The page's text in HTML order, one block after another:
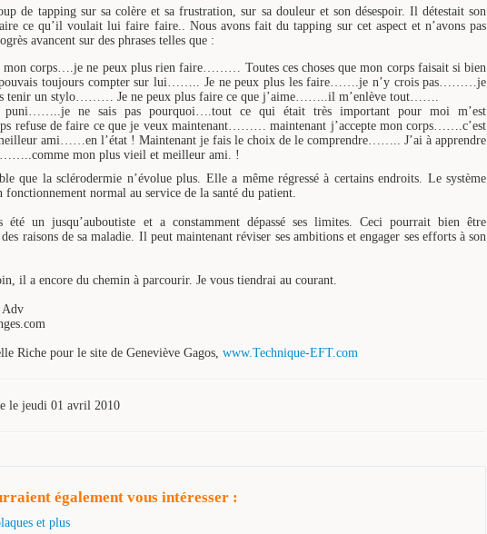
de tapping sur sa colère et sa frustration, sur sa douleur et son désespoir. Il détestait son
ce qu’il voulait lui faire faire.. Nous avons fait du tapping sur cet aspect et n’avons pas
avancent sur des phrases telles que :
mon corps….je ne peux plus rien faire……… Toutes ces choses que mon corps faisait si bien
toujours compter sur lui…….. Je ne peux plus les faire…….je n’y crois pas………je
tenir un stylo……… Je ne peux plus faire ce que j’aime……..il m’enlève tout…….
ne sais pas pourquoi….tout ce qui était très important pour moi m’est
refuse de faire ce que je veux maintenant……… maintenant j’accepte mon corps…….c’est
ami……en l’état ! Maintenant je fais le choix de le comprendre…….. J’ai à apprendre
mon plus vieil et meilleur ami. !
que la sclérodermie n’évolue plus. Elle a même régressé à certains endroits. Le système
normal au service de la santé du patient.
un jusqu’auboutiste et a constamment dépassé ses limites. Ceci pourrait bien être
raisons de sa maladie. Il peut maintenant réviser ses ambitions et engager ses efforts à son
il a encore du chemin à parcourir. Je vous tiendrai au courant.
Adv
Riche pour le site de Geneviève Gagos, www.Technique-EFT.com
le jeudi 01 avril 2010
également vous intéresser :
et plus